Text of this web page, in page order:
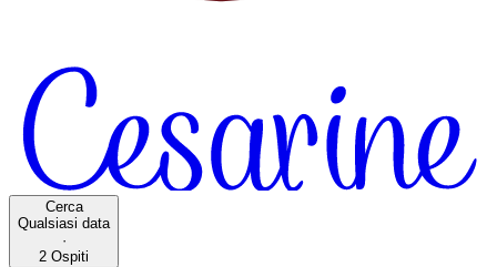
Cerca
Qualsiasi data
·
2 Ospiti